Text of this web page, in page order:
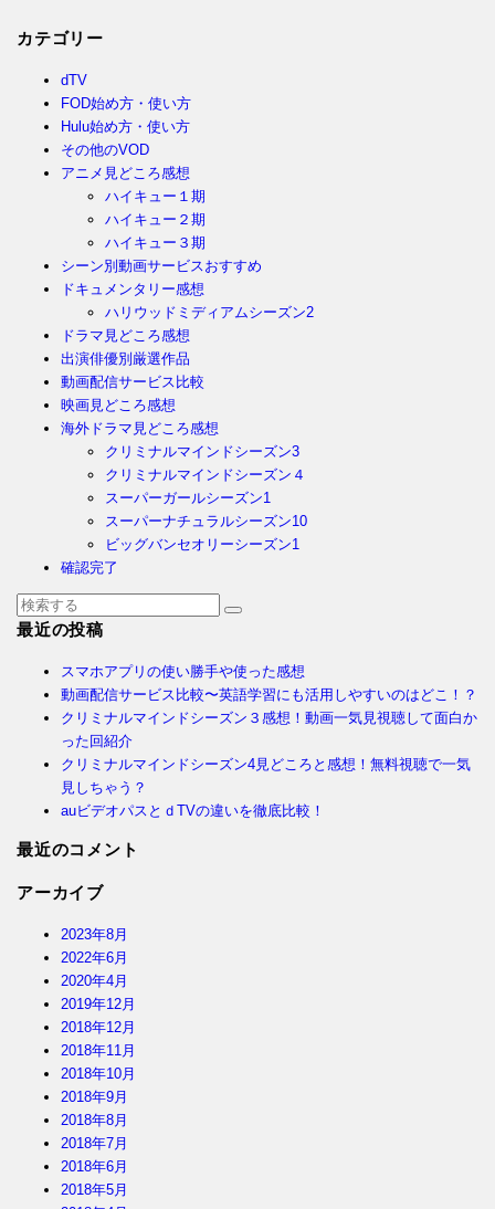
カテゴリー
dTV
FOD始め方・使い方
Hulu始め方・使い方
その他のVOD
アニメ見どころ感想
ハイキュー１期
ハイキュー２期
ハイキュー３期
シーン別動画サービスおすすめ
ドキュメンタリー感想
ハリウッドミディアムシーズン2
ドラマ見どころ感想
出演俳優別厳選作品
動画配信サービス比較
映画見どころ感想
海外ドラマ見どころ感想
クリミナルマインドシーズン3
クリミナルマインドシーズン４
スーパーガールシーズン1
スーパーナチュラルシーズン10
ビッグバンセオリーシーズン1
確認完了
最近の投稿
スマホアプリの使い勝手や使った感想
動画配信サービス比較〜英語学習にも活用しやすいのはどこ！？
クリミナルマインドシーズン３感想！動画一気見視聴して面白か
った回紹介
クリミナルマインドシーズン4見どころと感想！無料視聴で一気
見しちゃう？
auビデオパスとｄTVの違いを徹底比較！
最近のコメント
アーカイブ
2023年8月
2022年6月
2020年4月
2019年12月
2018年12月
2018年11月
2018年10月
2018年9月
2018年8月
2018年7月
2018年6月
2018年5月